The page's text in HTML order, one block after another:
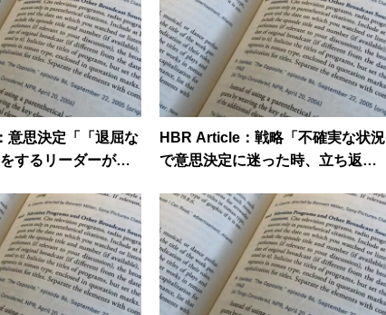
意思決定「「退屈な
するリーダーが失
HBR Article：戦略「不確実な状況
で意思決定に迷った時、立ち返る